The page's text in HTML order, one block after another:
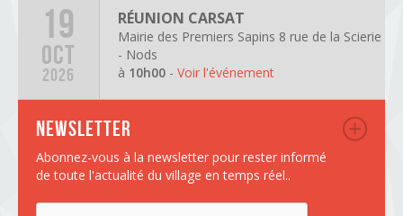
19
OCT
2026
RÉUNION CARSAT
Mairie des Premiers Sapins 8 rue de la Scierie
- Nods
à 10h00 - Voir l'événement
Newsletter
Abonnez-vous à la newsletter pour rester informé
de toute l'actualité du village en temps réel..